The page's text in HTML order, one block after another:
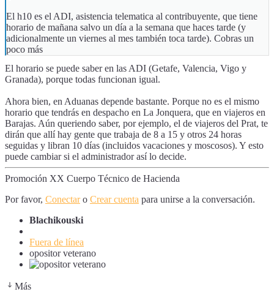
El h10 es el ADI, asistencia telematica al contribuyente, que tiene
horario de mañana salvo un día a la semana que haces tarde (y
adicionalmente un viernes al mes también toca tarde). Cobras un
poco más
El horario se puede saber en las ADI (Getafe, Valencia, Vigo y
Granada), porque todas funcionan igual.
Ahora bien, en Aduanas depende bastante. Porque no es el mismo
horario que tendrás en despacho en La Jonquera, que en viajeros en
Barajas. Aún queriendo saber, por ejemplo, el de viajeros del Prat, te
dirán que allí hay gente que trabaja de 8 a 15 y otros 24 horas
seguidas y libran 10 días (incluidos vacaciones y moscosos). Y esto
puede cambiar si el administrador así lo decide.
Promoción XX Cuerpo Técnico de Hacienda
Por favor, Conectaro Crear cuenta para unirse a la conversación.
Blachikouski
Fuera de línea
opositor veterano
Más